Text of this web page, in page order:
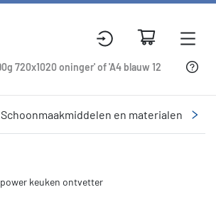
Schoonmaakmiddelen en materialen